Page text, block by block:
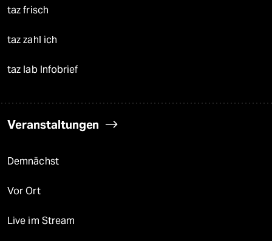
taz frisch
taz zahl ich
taz lab Infobrief
Veranstaltungen
Demnächst
Vor Ort
Live im Stream